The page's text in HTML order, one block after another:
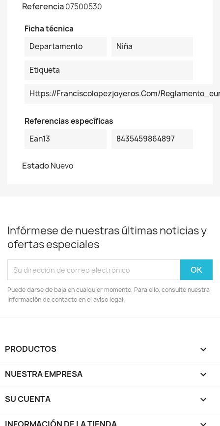
Referencia07500530
Ficha técnica
Departamento
Niña
Etiqueta
Https://franciscolopezjoyeros.com/
Referencias específicas
Ean13
8435459864897
EstadoNuevo
Infórmese de nuestras últimas noticias y
ofertas especiales
Puede darse de baja en cualquier momento. Para ello, consulte nuestra
información de contacto en el aviso legal.
PRODUCTOS 
NUESTRA EMPRESA 
SU CUENTA 